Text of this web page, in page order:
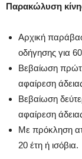
Παρακώλυση
Αρχική
οδήγησης για
Βεβαίωση
αφαίρεση
Βεβαίωση
αφαίρεση
Με πρόκληση
20 έτη ή ισόβια.